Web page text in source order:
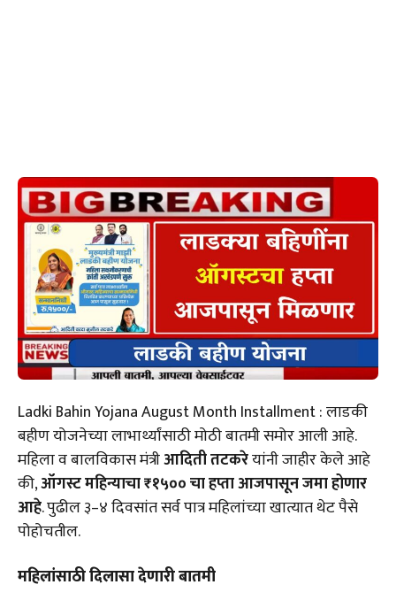
Ladki Bahin Yojana August Month Installment : लाडकी
बहीण योजनेच्या लाभार्थ्यांसाठी मोठी बातमी समोर आली आहे.
महिला व बालविकास मंत्रीआदिती तटकरेयांनी जाहीर केले आहे
की,ऑगस्ट महिन्याचा ₹१५०० चा हप्ता आजपासून जमा होणार
आहे. पुढील ३–४ दिवसांत सर्व पात्र महिलांच्या खात्यात थेट पैसे
पोहोचतील.
महिलांसाठी दिलासा देणारी बातमी